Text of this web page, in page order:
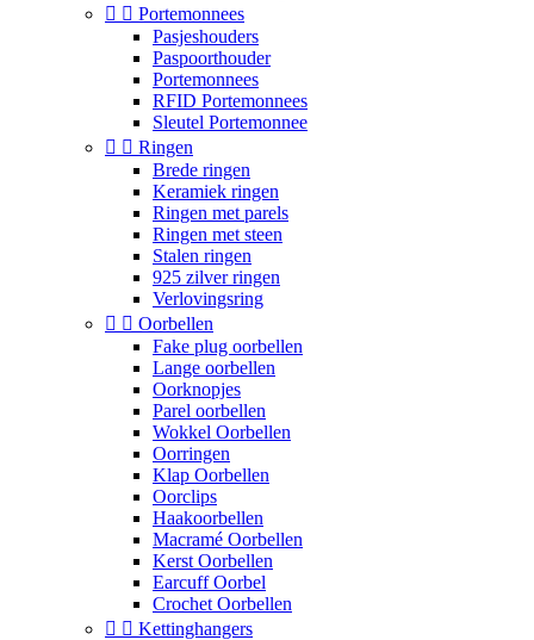
  Portemonnees
Pasjeshouders
Paspoorthouder
Portemonnees
RFID Portemonnees
Sleutel Portemonnee
  Ringen
Brede ringen
Keramiek ringen
Ringen met parels
Ringen met steen
Stalen ringen
925 zilver ringen
Verlovingsring
  Oorbellen
Fake plug oorbellen
Lange oorbellen
Oorknopjes
Parel oorbellen
Wokkel Oorbellen
Oorringen
Klap Oorbellen
Oorclips
Haakoorbellen
Macramé Oorbellen
Kerst Oorbellen
Earcuff Oorbel
Crochet Oorbellen
  Kettinghangers